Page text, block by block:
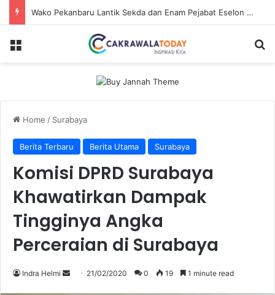
Wako Pekanbaru Lantik Sekda dan Enam Pejabat Eselon Lainnya
Menu
Home / Surabaya
Berita Terbaru Berita Utama Surabaya
Komisi DPRD Surabaya
Khawatirkan Dampak
Tingginya Angka
Perceraian di Surabaya
Indra Helmi
Send 21/02/2020 0 19 1 minute read